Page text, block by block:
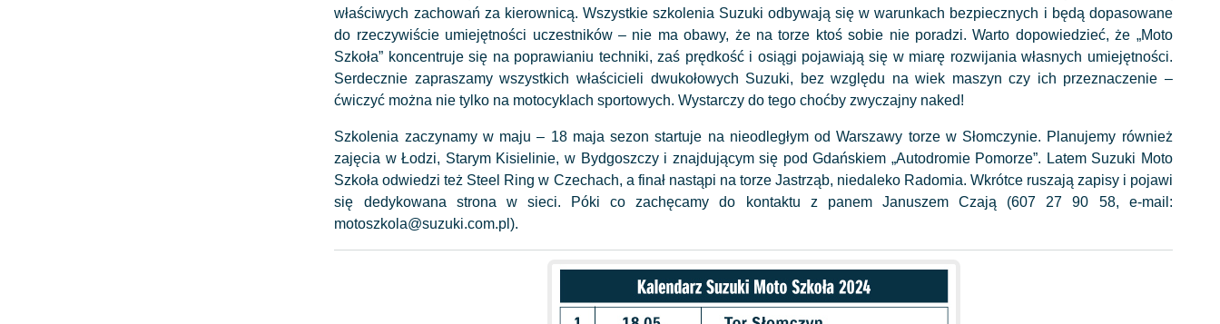
właściwych zachowań za kierownicą. Wszystkie szkolenia Suzuki odbywają się w warunkach bezpiecznych i będą dopasowane
do rzeczywiście umiejętności uczestników – nie ma obawy, że na torze ktoś sobie nie poradzi. Warto dopowiedzieć, że „Moto
Szkoła” koncentruje się na poprawianiu techniki, zaś prędkość i osiągi pojawiają się w miarę rozwijania własnych umiejętności.
Serdecznie zapraszamy wszystkich właścicieli dwukołowych Suzuki, bez względu na wiek maszyn czy ich przeznaczenie –
ćwiczyć można nie tylko na motocyklach sportowych. Wystarczy do tego choćby zwyczajny naked!
Szkolenia zaczynamy w maju – 18 maja sezon startuje na nieodległym od Warszawy torze w Słomczynie. Planujemy również
zajęcia w Łodzi, Starym Kisielinie, w Bydgoszczy i znajdującym się pod Gdańskiem „Autodromie Pomorze”. Latem Suzuki Moto
Szkoła odwiedzi też Steel Ring w Czechach, a finał nastąpi na torze Jastrząb, niedaleko Radomia. Wkrótce ruszają zapisy i pojawi
się dedykowana strona w sieci. Póki co zachęcamy do kontaktu z panem Januszem Czają (607 27 90 58, e-mail:
motoszkola@suzuki.com.pl).